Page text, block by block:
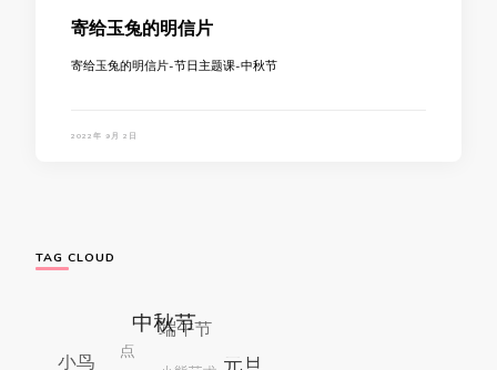
寄给玉兔的明信片
寄给玉兔的明信片-节日主题课-中秋节
2022年 9月 2日
TAG CLOUD